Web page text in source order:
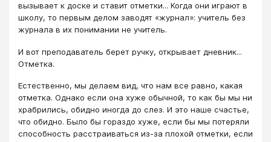
вызывает к доске и ставит отметки... Когда они играют в
школу, то первым делом заводят «журнал»: учитель без
журнала в их понимании не учитель.
И вот преподаватель берет ручку, открывает дневник...
Отметка.
Естественно, мы делаем вид, что нам все равно, какая
отметка. Однако если она хуже обычной, то как бы мы ни
храбрились, обидно иногда до слез. И это наше счастье,
что обидно. Было бы гораздо хуже, если бы мы потеряли
способность расстраиваться из-за плохой отметки, если